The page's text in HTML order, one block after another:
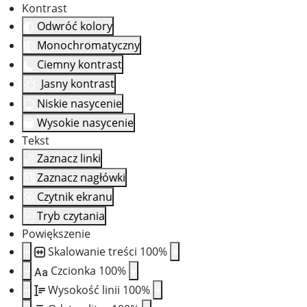
Kontrast
Odwróć kolory
Monochromatyczny
Ciemny kontrast
Jasny kontrast
Niskie nasycenie
Wysokie nasycenie
Tekst
Zaznacz linki
Zaznacz nagłówki
Czytnik ekranu
Tryb czytania
Powiększenie
Skalowanie treści 100%
Aa Czcionka 100%
Wysokość linii 100%